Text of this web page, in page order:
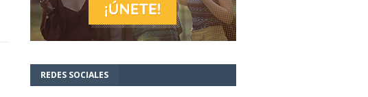
REDES SOCIALES